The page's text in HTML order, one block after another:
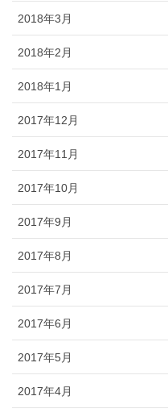
2018年3月
2018年2月
2018年1月
2017年12月
2017年11月
2017年10月
2017年9月
2017年8月
2017年7月
2017年6月
2017年5月
2017年4月